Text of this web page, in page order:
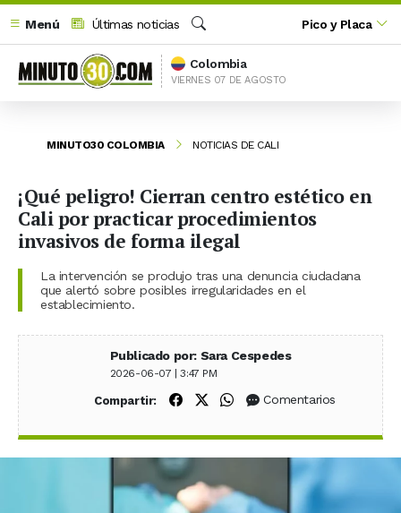
Menú
Últimas noticias
Buscar
Pico y Placa
Colombia
VIERNES 07 DE AGOSTO
MINUTO30 COLOMBIA NOTICIAS DE CALI
¡Qué peligro! Cierran centro estético en
Cali por practicar procedimientos
invasivos de forma ilegal
La intervención se produjo tras una denuncia ciudadana
que alertó sobre posibles irregularidades en el
establecimiento.
Publicado por: Sara Cespedes
2026-06-07 | 3:47 PM
Compartir: Compartir en Facebook
Compartir en X (Twitter)
Compartir en WhatsApp
Comentarios